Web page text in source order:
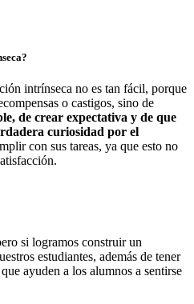
intrínseca no es tan fácil, porque
o castigos, sino de
de crear expectativa y de que
curiosidad por el
con sus tareas, ya que esto no
si logramos construir un
estudiantes, además de tener
ayuden a los alumnos a sentirse